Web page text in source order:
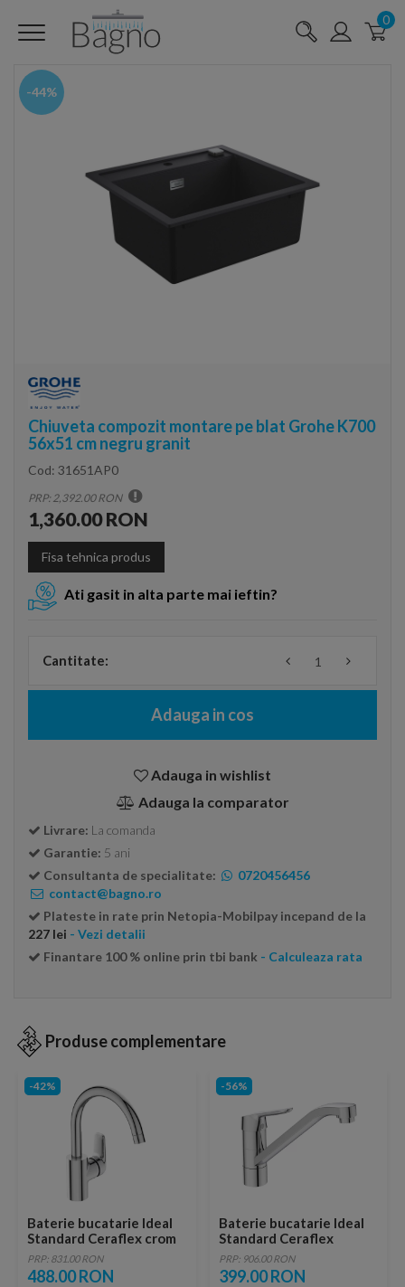
0
-44%
Chiuveta compozit montare pe blat Grohe K700
56x51 cm negru granit
Cod: 31651AP0
PRP: 2,392.00 RON
1,360.00 RON
Fisa tehnica produs
Ati gasit in alta parte mai ieftin?
Cantitate:
Adauga in cos
Adauga in wishlist
Adauga la comparator
Livrare: La comanda
Garantie: 5 ani
Consultanta de specialitate:
0720456456
contact@bagno.ro
Plateste in rate prin Netopia-Mobilpay incepand de la
227 lei - Vezi detalii
Finantare 100 % online prin tbi bank - Calculeaza rata
Produse complementare
-42%
Baterie bucatarie Ideal
Standard Ceraflex crom
lucios monocomanda
PRP: 831.00 RON
488.00 RON
-56%
Baterie bucatarie Ideal
Standard Ceraflex
BlueStart crom lucios
monocomanda
PRP: 906.00 RON
399.00 RON